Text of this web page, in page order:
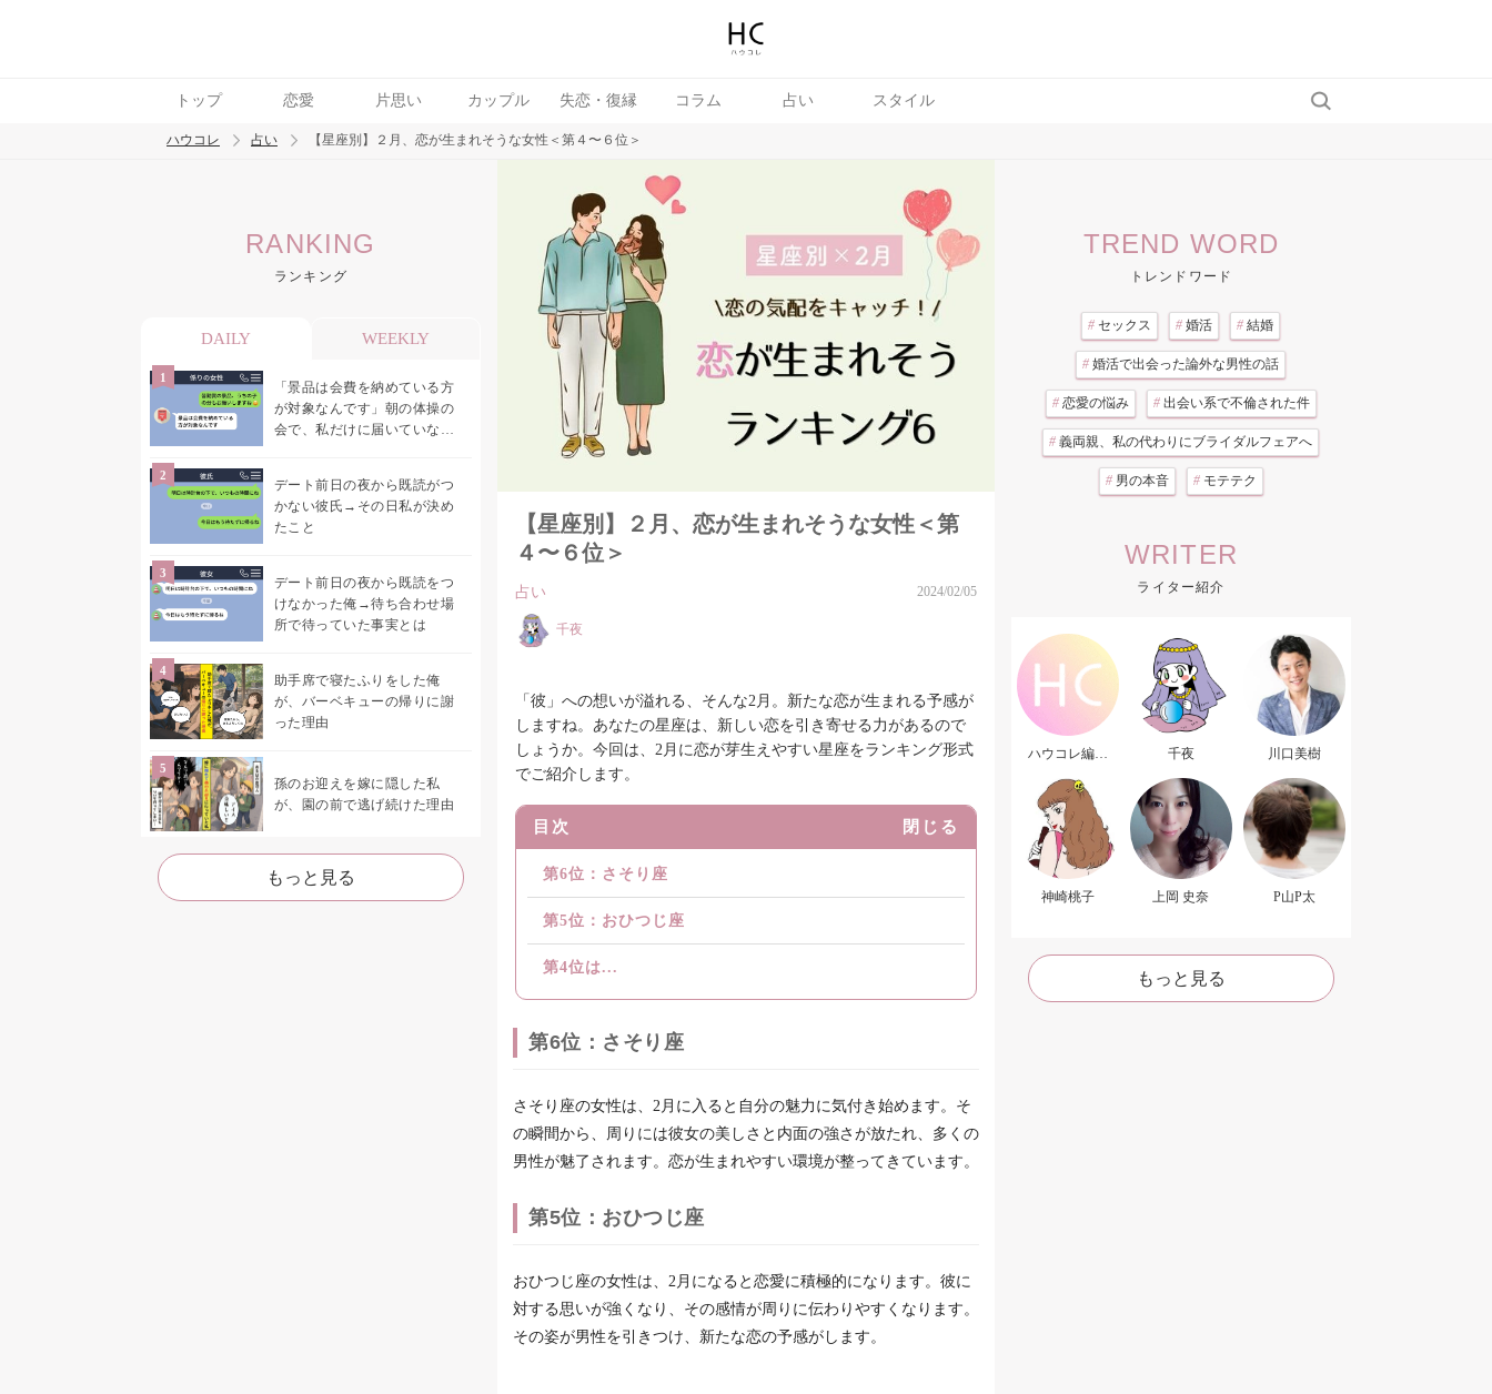
トップ 恋愛 片思い カップル 失恋・復縁 コラム 占い スタイル
トレンド ワード
ハウコレ 占い 【星座別】２月、恋が生まれそうな女性＜第４〜６位＞
RANKING
ランキング
DAILY WEEKLY
「景品は会費を納めている方
が対象なんです」朝の体操の
会で、私だけに届いていなか
デート前日の夜から既読がつ
かない彼氏→その日私が決め
たこと
デート前日の夜から既読をつ
けなかった俺→待ち合わせ場
所で待っていた事実とは
助手席で寝たふりをした俺
が、バーベキューの帰りに謝
った理由
孫のお迎えを嫁に隠した私
が、園の前で逃げ続けた理由
もっと見る
【星座別】２月、恋が生まれそうな女性＜第
４〜６位＞
占い 2024/02/05
千夜
「彼」への想いが溢れる、そんな2月。新たな恋が生まれる予感が
しますね。あなたの星座は、新しい恋を引き寄せる力があるので
しょうか。今回は、2月に恋が芽生えやすい星座をランキング形式
でご紹介します。
目次 閉じる
第6位：さそり座
第5位：おひつじ座
第4位は...
第6位：さそり座
さそり座の女性は、2月に入ると自分の魅力に気付き始めます。そ
の瞬間から、周りには彼女の美しさと内面の強さが放たれ、多くの
男性が魅了されます。恋が生まれやすい環境が整ってきています。
第5位：おひつじ座
おひつじ座の女性は、2月になると恋愛に積極的になります。彼に
対する思いが強くなり、その感情が周りに伝わりやすくなります。
その姿が男性を引きつけ、新たな恋の予感がします。
TREND WORD
トレンドワード
# セックス # 婚活 # 結婚
# 婚活で出会った論外な男性の話
# 恋愛の悩み # 出会い系で不倫された件
# 義両親、私の代わりにブライダルフェアへ
# 男の本音 # モテテク
WRITER
ライター紹介
ハウコレ編集
千夜 川口美樹
神崎桃子 上岡 史奈 P山P太
もっと見る